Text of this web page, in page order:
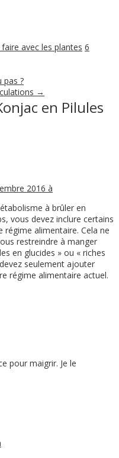
avec les plantes 6
pas ?
→
en Pilules
2016 à
à brûler en
vous devez inclure certains
alimentaire. Cela ne
restreindre à manger
en glucides » ou « riches
seulement ajouter
régime alimentaire actuel.
pour maigrir. Je le